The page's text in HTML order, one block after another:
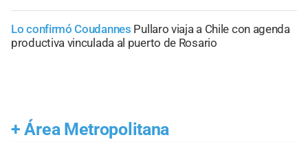
Lo confirmó Coudannes Pullaro viaja a Chile con agenda
productiva vinculada al puerto de Rosario
+ Área Metropolitana